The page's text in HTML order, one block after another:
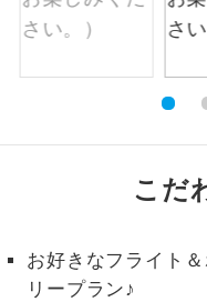
こだ
お好きなフライト
リープラン♪
トラベルイヤ
ホン
周
1
す
加限定
ス